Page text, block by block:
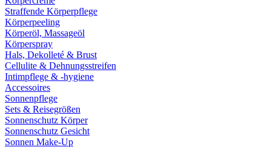
Straffende Körperpflege
Körperpeeling
Körperöl, Massageöl
Körperspray
Hals, Dekolleté & Brust
Cellulite & Dehnungsstreifen
Intimpflege & -hygiene
Accessoires
Sonnenpflege
Sets & Reisegrößen
Sonnenschutz Körper
Sonnenschutz Gesicht
Sonnen Make-Up